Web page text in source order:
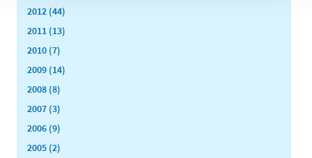
2012 (44)
2011 (13)
2010 (7)
2009 (14)
2008 (8)
2007 (3)
2006 (9)
2005 (2)